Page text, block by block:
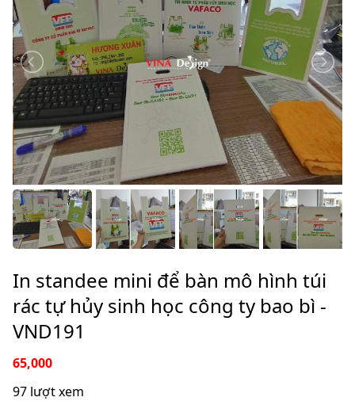
In standee mini để bàn mô hình túi
rác tự hủy sinh học công ty bao bì -
VND191
65,000
97 lượt xem